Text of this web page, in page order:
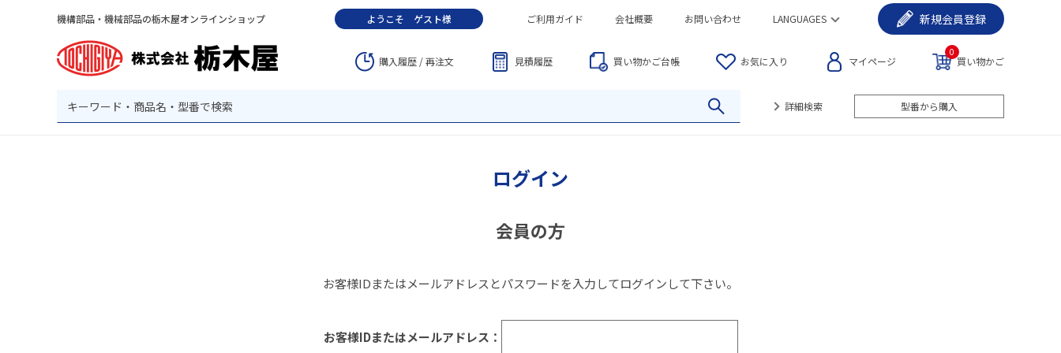
機構部品・機械部品の栃木屋オンラインショップ ようこそ ゲスト様 ご利用ガイド 会社概要 お問い合わせ LANGUAGES 新規会員登録
購入履歴 / 再注文 見積履歴 買い物かご台帳 お気に入り マイページ 買い物かご
0
詳細検索 型番から購入
ログイン
会員の方
お客様IDまたはメールアドレス とパスワードを入力してログインして下さい。
お客様IDまたはメールアドレス：